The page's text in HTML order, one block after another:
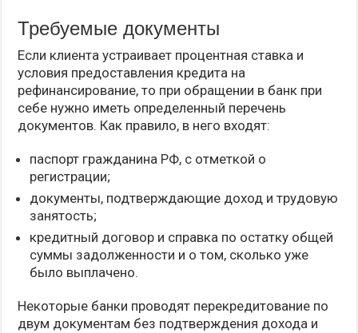
Требуемые документы
Если клиента устраивает процентная ставка и
условия предоставления кредита на
рефинансирование, то при обращении в банк при
себе нужно иметь определенный перечень
документов. Как правило, в него входят:
паспорт гражданина РФ, с отметкой о
регистрации;
документы, подтверждающие доход и трудовую
занятость;
кредитный договор и справка по остатку общей
суммы задолженности и о том, сколько уже
было выплачено.
Некоторые банки проводят перекредитование по
двум документам без подтверждения дохода и